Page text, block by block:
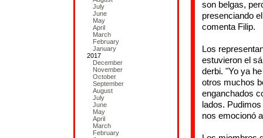
July
June
May
April
March
February
January
2017
December
November
October
September
August
July
June
May
April
March
February
son belgas,
presenciando
comenta Filip.
Los
estuvieron el
derbi. "Yo ya
otros muchos
enganchados
lados.
nos emocionó